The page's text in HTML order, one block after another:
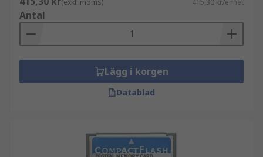
(exkl. moms) 415,30 kr/enhet
Antal
Lägg i korgen
Datablad